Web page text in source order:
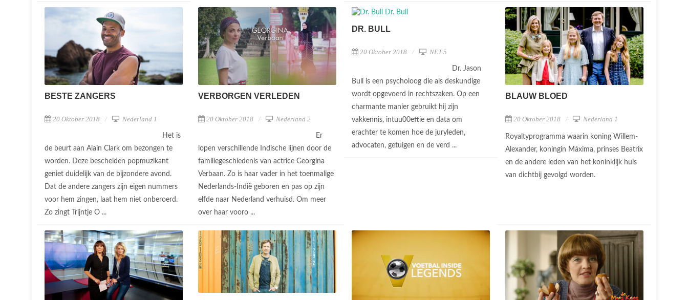
BESTE ZANGERS
20 Oktober 2018 Nederland 1
Het is
de beurt aan Alain Clark om bezongen te
worden. Deze bescheiden popmuzikant
geniet duidelijk van de bijzondere avond.
Dat de andere zangers zijn eigen nummers
voor hem zingen, laat hem niet onberoerd.
Zo zingt Trijntje O ...
VERBORGEN VERLEDEN
20 Oktober 2018 Nederland 2
Er
lopen verschillende Indische lijnen door de
familiegeschiedenis van actrice Georgina
Verbaan. Zo is haar vader in het toenmalige
Nederlands-Indië geboren en pas op zijn
elfde naar Nederland verhuisd. Om meer
over haar vooro ...
DR. BULL
20 Oktober 2018 NET 5
Dr. Jason
Bull is een psycholoog die als deskundige
wordt opgevoerd in rechtszaken. Op een
charmante manier gebruikt hij zijn
vakkennis, intuu00eftie en data om
erachter te komen hoe de juryleden,
advocaten, getuigen en de verd ...
BLAUW BLOED
20 Oktober 2018 Nederland 1
Royaltyprogramma waarin koning Willem-
Alexander, koningin Máxima, prinses Beatrix
en de andere leden van het koninklijk huis
van dichtbij gevolgd worden.